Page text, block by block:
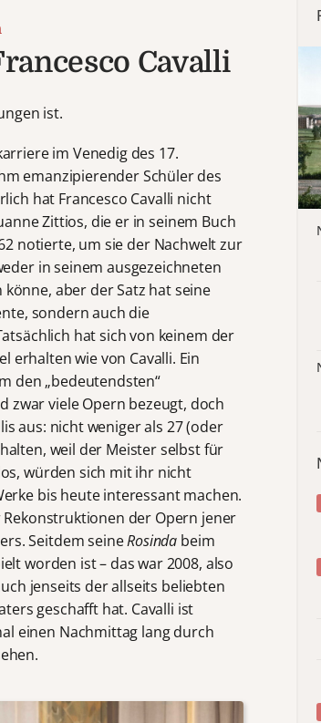
Cavalli
ist.
im Venedig des 17.
emanzipierender Schüler des
hat Francesco Cavalli nicht
Zittios, die er in seinem Buch
notierte, um sie der Nachwelt zur
in seinem ausgezeichneten
aber der Satz hat seine
sondern auch die
hat sich von keinem der
erhalten wie von Cavalli. Ein
den „bedeutendsten“
zwar viele Opern bezeugt, doch
aus: nicht weniger als 27 (oder
weil der Meister selbst für
würden sich mit ihr nicht
bis heute interessant machen.
Rekonstruktionen der Opern jener
Seitdem seineRosinda beim
worden ist – das war 2008, also
jenseits der allseits beliebten
geschafft hat. Cavalli ist
einen Nachmittag lang durch